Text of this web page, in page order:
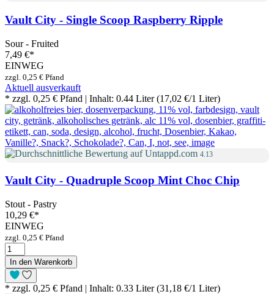
Vault City - Single Scoop Raspberry Ripple
Sour - Fruited
7,49 €*
EINWEG
zzgl. 0,25 € Pfand
Aktuell ausverkauft
* zzgl. 0,25 € Pfand | Inhalt: 0.44 Liter (17,02 €/1 Liter)
4.13
Vault City - Quadruple Scoop Mint Choc Chip
Stout - Pastry
10,29 €*
EINWEG
zzgl. 0,25 € Pfand
In den Warenkorb
* zzgl. 0,25 € Pfand | Inhalt: 0.33 Liter (31,18 €/1 Liter)